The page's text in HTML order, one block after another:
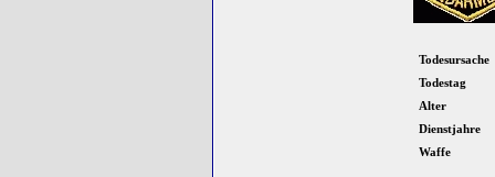
Todesursache
Todestag
Alter
Dienstjahre
Waffe